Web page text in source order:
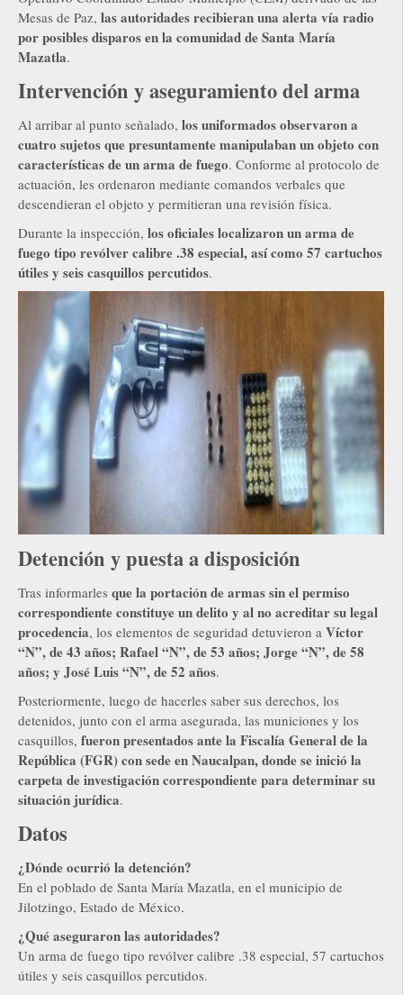
Mesas de Paz, las autoridades recibieran una alerta vía radio
por posibles disparos en la comunidad de Santa María
Mazatla.
Intervención y aseguramiento del arma
Al arribar al punto señalado, los uniformados observaron a
cuatro sujetos que presuntamente manipulaban un objeto con
características de un arma de fuego. Conforme al protocolo de
actuación, les ordenaron mediante comandos verbales que
descendieran el objeto y permitieran una revisión física.
Durante la inspección, los oficiales localizaron un arma de
fuego tipo revólver calibre .38 especial, así como 57 cartuchos
útiles y seis casquillos percutidos.
Detención y puesta a disposición
Tras informarles que la portación de armas sin el permiso
correspondiente constituye un delito y al no acreditar su legal
procedencia, los elementos de seguridad detuvieron a Víctor
“N”, de 43 años; Rafael “N”, de 53 años; Jorge “N”, de 58
años; y José Luis “N”, de 52 años.
Posteriormente, luego de hacerles saber sus derechos, los
detenidos, junto con el arma asegurada, las municiones y los
casquillos, fueron presentados ante la Fiscalía General de la
República (FGR) con sede en Naucalpan, donde se inició la
carpeta de investigación correspondiente para determinar su
situación jurídica.
Datos
¿Dónde ocurrió la detención?
En el poblado de Santa María Mazatla, en el municipio de
Jilotzingo, Estado de México.
¿Qué aseguraron las autoridades?
Un arma de fuego tipo revólver calibre .38 especial, 57 cartuchos
útiles y seis casquillos percutidos.